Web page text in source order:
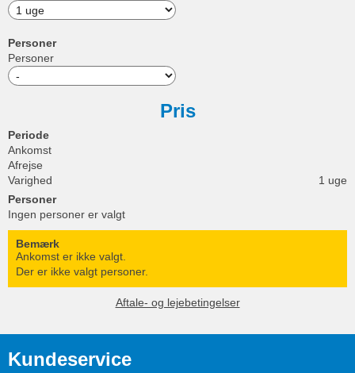
Personer
Personer
Pris
Periode
Ankomst
Afrejse
Varighed
1 uge
Personer
Ingen personer er valgt
Bemærk
Ankomst er ikke valgt.
Der er ikke valgt personer.
Aftale- og lejebetingelser
Kundeservice